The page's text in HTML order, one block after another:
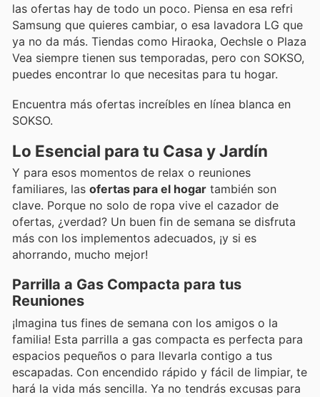
las ofertas hay de todo un poco. Piensa en esa refri
Samsung que quieres cambiar, o esa lavadora LG que
ya no da más. Tiendas como Hiraoka, Oechsle o Plaza
Vea siempre tienen sus temporadas, pero con SOKSO,
puedes encontrar lo que necesitas para tu hogar.
Encuentra más ofertas increíbles en línea blanca en
SOKSO.
Lo Esencial para tu Casa y Jardín
Y para esos momentos de relax o reuniones
familiares, las ofertas para el hogar también son
clave. Porque no solo de ropa vive el cazador de
ofertas, ¿verdad? Un buen fin de semana se disfruta
más con los implementos adecuados, ¡y si es
ahorrando, mucho mejor!
Parrilla a Gas Compacta para tus
Reuniones
¡Imagina tus fines de semana con los amigos o la
familia! Esta parrilla a gas compacta es perfecta para
espacios pequeños o para llevarla contigo a tus
escapadas. Con encendido rápido y fácil de limpiar, te
hará la vida más sencilla. Ya no tendrás excusas para